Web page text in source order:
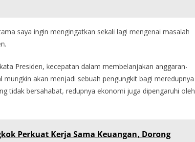
saya ingin mengingatkan sekali lagi mengenai masalah
Presiden, kecepatan dalam membelanjakan anggaran-
akan menjadi sebuah pengungkit bagi meredupnya
tidak bersahabat, redupnya ekonomi juga dipengaruhi oleh
Perkuat Kerja Sama Keuangan, Dorong